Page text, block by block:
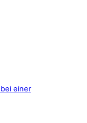
einer